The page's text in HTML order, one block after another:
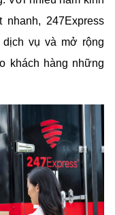
247Express
vụ và mở rộng
khách hàng những